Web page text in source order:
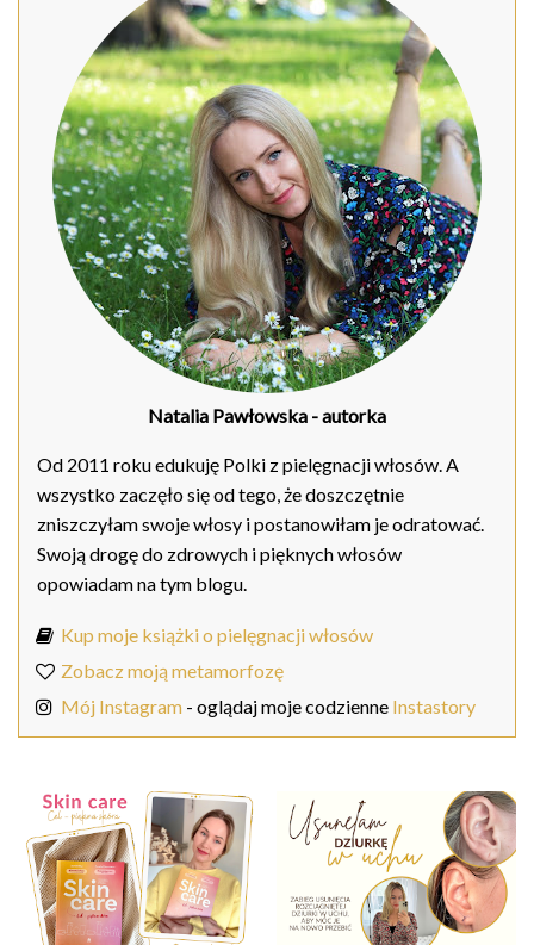
Natalia Pawłowska - autorka
Od 2011 roku edukuję Polki z pielęgnacji włosów. A
wszystko zaczęło się od tego, że doszczętnie
zniszczyłam swoje włosy i postanowiłam je odratować.
Swoją drogę do zdrowych i pięknych włosów
opowiadam na tym blogu.
Kup moje książki o pielęgnacji włosów
Zobacz moją metamorfozę
Mój Instagram - oglądaj moje codzienne Instastory